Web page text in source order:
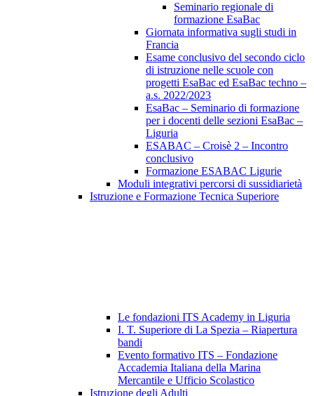
Seminario regionale di
formazione EsaBac
Giornata informativa sugli studi in
Francia
Esame conclusivo del secondo ciclo
di istruzione nelle scuole con
progetti EsaBac ed EsaBac techno –
a.s. 2022/2023
EsaBac – Seminario di formazione
per i docenti delle sezioni EsaBac –
Liguria
ESABAC – Croisè 2 – Incontro
conclusivo
Formazione ESABAC Ligurie
Moduli integrativi percorsi di sussidiarietà
Istruzione e Formazione Tecnica Superiore
Le fondazioni ITS Academy in Liguria
I. T. Superiore di La Spezia – Riapertura
bandi
Evento formativo ITS – Fondazione
Accademia Italiana della Marina
Mercantile e Ufficio Scolastico
Istruzione degli Adulti